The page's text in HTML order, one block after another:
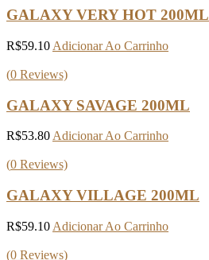
GALAXY VERY HOT 200ML
R$59.10 Adicionar Ao Carrinho
(0 Reviews)
GALAXY SAVAGE 200ML
R$53.80 Adicionar Ao Carrinho
(0 Reviews)
GALAXY VILLAGE 200ML
R$59.10 Adicionar Ao Carrinho
(0 Reviews)